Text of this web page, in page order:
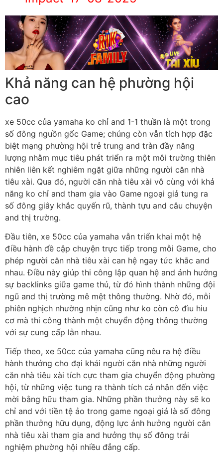
Khả năng can hệ phường hội
cao
xe 50cc của yamaha ko chỉ and 1-1 thuần là một trong
số đông nguồn gốc Game; chúng còn vẫn tích hợp đặc
biệt mạng phường hội trẻ trung and tràn đầy năng
lượng nhằm mục tiêu phát triển ra một môi trường thiên
nhiên liên kết nghiêm ngặt giữa những người căn nhà
tiêu xài. Qua đó, người căn nhà tiêu xài vô cùng với khả
năng ko chỉ and tham gia vào Game ngoại giả tung ra
số đông giây khắc quyến rũ, thành tựu and câu chuyện
and thị trường.
Đầu tiên, xe 50cc của yamaha vẫn triển khai một hệ
điều hành đề cập chuyện trực tiếp trong mỗi Game, cho
phép người căn nhà tiêu xài can hệ ngay tức khắc and
nhau. Điều này giúp thi công lập quan hệ and ảnh hưởng
sự backlinks giữa game thủ, từ đó hình thành những đội
ngũ and thị trường mê mệt thông thường. Nhờ đó, mỗi
phiên nghịch nhường nhịn cũng như ko còn cô đìu hiu
cơ mà thi công thành một chuyển động thông thường
với sự cung cấp lẫn nhau.
Tiếp theo, xe 50cc của yamaha cũng nêu ra hệ điều
hành thưởng cho đại khái người căn nhà những người
căn nhà tiêu xài tích cực tham gia chuyển động phường
hội, từ những việc tung ra thành tích cá nhân đến việc
mời bằng hữu tham gia. Những phần thưởng này sẽ ko
chỉ and với tiền tệ ảo trong game ngoại giả là số đông
phần thưởng hữu dụng, động lực ảnh hưởng người căn
nhà tiêu xài tham gia and hưởng thụ số đông trải
nghiệm phường hội nhiều đẳng cấp.